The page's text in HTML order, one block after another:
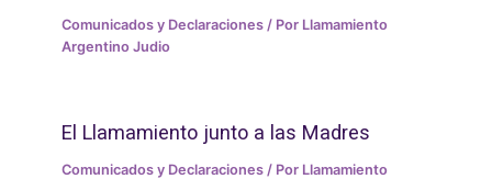
Comunicados y Declaraciones / Por Llamamiento
Argentino Judio
El Llamamiento junto a las Madres
Comunicados y Declaraciones / Por Llamamiento